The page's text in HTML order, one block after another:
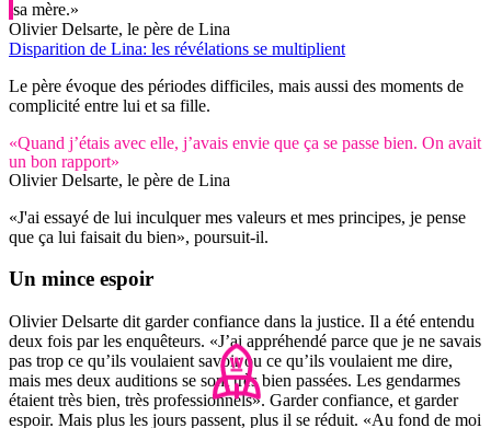
sa mère.»
Olivier Delsarte, le père de Lina
Disparition de Lina: les révélations se multiplient
Le père évoque des périodes difficiles, mais aussi des moments de
complicité entre lui et sa fille.
«Quand j’étais avec elle, j’avais envie que ça se passe bien. On avait
un bon rapport»
Olivier Delsarte, le père de Lina
«J'ai essayé de lui inculquer mes valeurs et mes principes, je pense
que ça lui faisait du bien», poursuit-il.
Un mince espoir
Olivier Delsarte dit garder confiance dans la justice. Il a été entendu
deux fois par les enquêteurs. «J’ai appréhendé parce que je ne savais
pas trop ce qu’ils voulaient savoir ou ce qu’ils voulaient me dire,
mais mes deux auditions se sont très bien passées. Les gendarmes
étaient très bien, très professionnels». Garder confiance, et garder
espoir. Mais plus les jours passent, plus il se réduit. «Au fond de moi